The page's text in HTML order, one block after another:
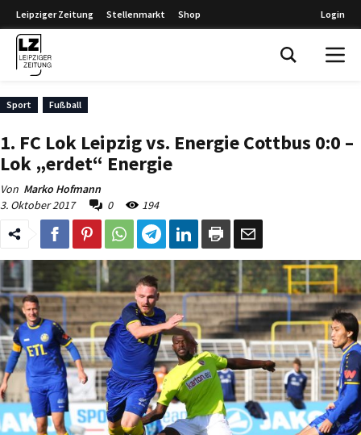
Leipziger Zeitung Stellenmarkt Shop Login
Sport Fußball
1. FC Lok Leipzig vs. Energie Cottbus 0:0 –
Lok „erdet“ Energie
Von Marko Hofmann
3. Oktober 2017
0 194